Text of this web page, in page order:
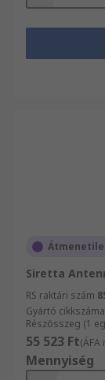
nélküli
megtalálja.
forduljon
között
választékát
Amennyiben
kérdései
Siretta
RS raktári szám
Gyártó cikkszáma
Részösszeg (1
55 523 Ft(ÁFA
Mennyiség